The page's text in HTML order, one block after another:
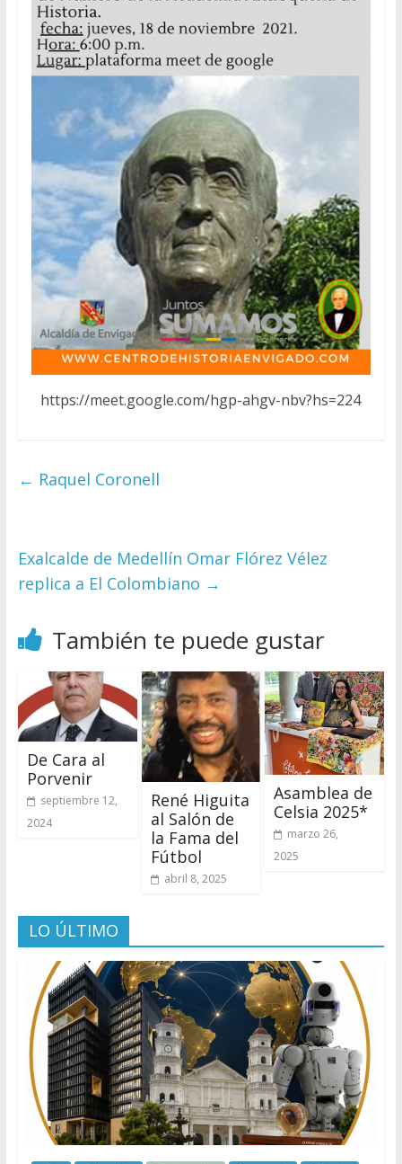
https://meet.google.com/hgp-ahgv-nbv?hs=224
← Raquel Coronell
Exalcalde de Medellín Omar Flórez Vélez
replica a El Colombiano →
También te puede gustar
De Cara al
Porvenir
septiembre 12,
2024
René Higuita
al Salón de
la Fama del
Fútbol
abril 8, 2025
Asamblea de
Celsia 2025*
marzo 26,
2025
LO ÚLTIMO